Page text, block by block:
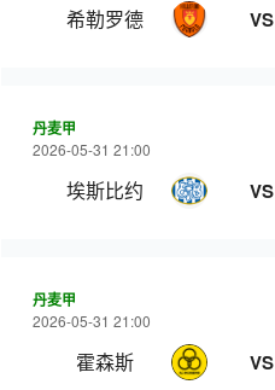
希勒罗德 VS
丹麦甲
2026-05-31 21:00
埃斯比约 VS
丹麦甲
2026-05-31 21:00
霍森斯 VS